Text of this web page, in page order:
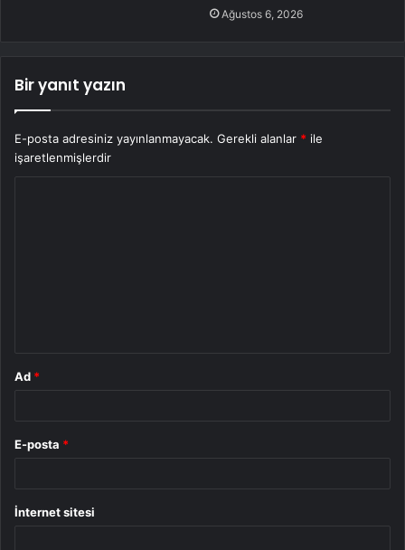
Ağustos 6, 2026
Bir yanıt yazın
E-posta adresiniz yayınlanmayacak. Gerekli alanlar * ile
işaretlenmişlerdir
Ad *
E-posta *
İnternet sitesi